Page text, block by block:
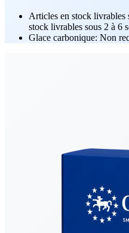
Articles en stock livrables
stock livrables sous 2 à 6
Glace carbonique: Non